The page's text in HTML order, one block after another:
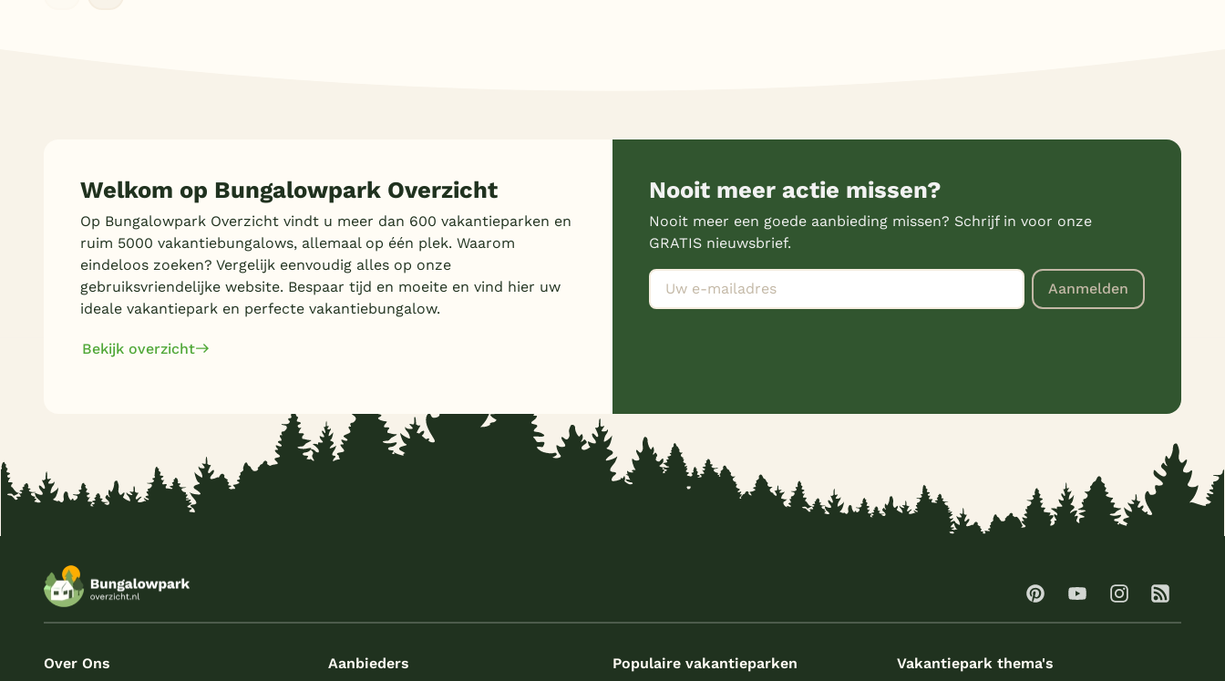
Welkom op Bungalowpark Overzicht
Op Bungalowpark Overzicht vindt u meer dan 600 vakantieparken en
ruim 5000 vakantiebungalows, allemaal op één plek. Waarom
eindeloos zoeken? Vergelijk eenvoudig alles op onze
gebruiksvriendelijke website. Bespaar tijd en moeite en vind hier uw
ideale vakantiepark en perfecte vakantiebungalow.
Bekijk overzicht
Nooit meer actie missen?
Nooit meer een goede aanbieding missen? Schrijf in voor onze
GRATIS nieuwsbrief.
Aanmelden
Over Ons Aanbieders Populaire vakantieparken Vakantiepark thema's